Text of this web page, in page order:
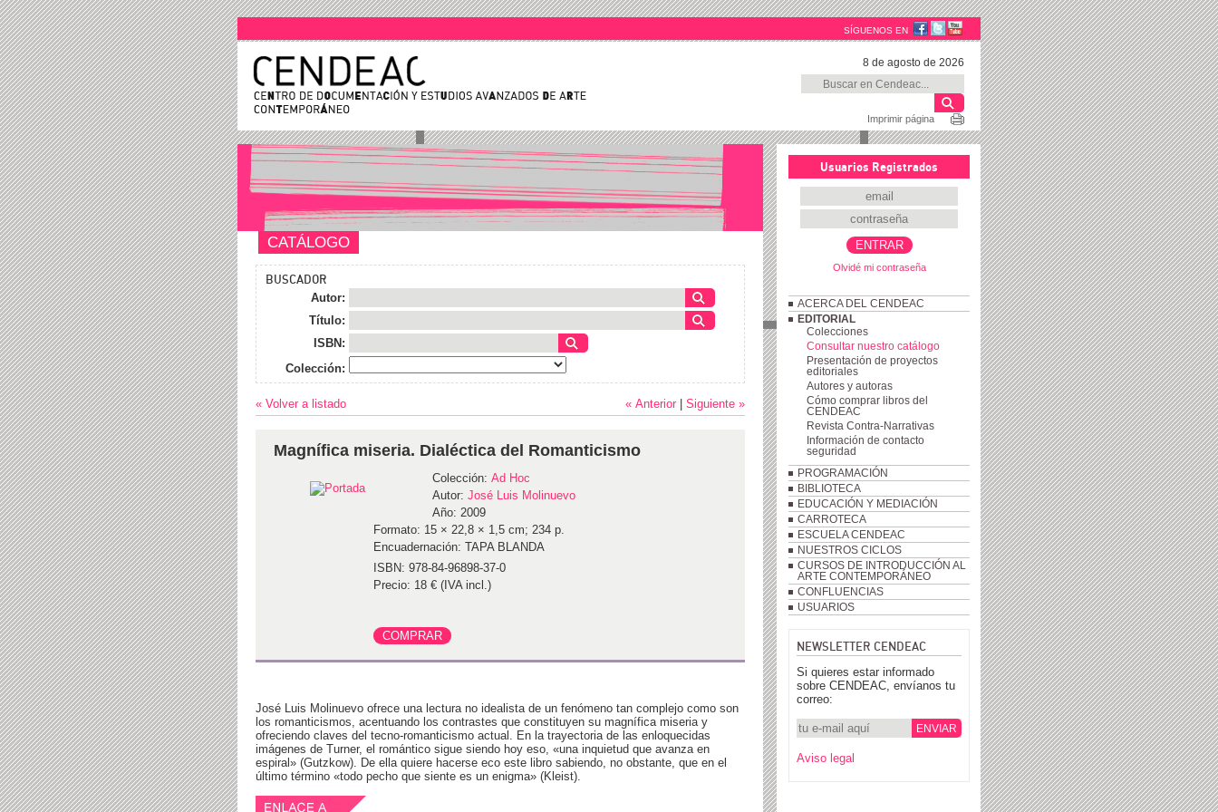
SÍGUENOS EN
8 de agosto de 2026
Imprimir página
Usuarios Registrados
Olvidé mi contraseña
ACERCA DEL CENDEAC
EDITORIAL
Colecciones
Consultar nuestro catálogo
Presentación de proyectos
editoriales
Autores y autoras
Cómo comprar libros del
CENDEAC
Revista Contra-Narrativas
Información de contacto
seguridad
PROGRAMACIÓN
BIBLIOTECA
EDUCACIÓN Y MEDIACIÓN
CARROTECA
ESCUELA CENDEAC
NUESTROS CICLOS
CURSOS DE INTRODUCCIÓN AL
ARTE CONTEMPORÁNEO
CONFLUENCIAS
USUARIOS
NEWSLETTER CENDEAC
Si quieres estar informado
sobre CENDEAC, envíanos tu
correo:
Aviso legal
CATÁLOGO
BUSCADOR
Autor:
Título:
ISBN:
Colección:
« Volver a listado Siguiente »
« Anterior
Magnífica miseria. Dialéctica del Romanticismo
Colección: Ad Hoc
Autor: José Luis Molinuevo
Año: 2009
Formato: 15 × 22,8 × 1,5 cm; 234 p.
Encuadernación: TAPA BLANDA
ISBN: 978-84-96898-37-0
Precio: 18 € (IVA incl.)
José Luis Molinuevo ofrece una lectura no idealista de un fenómeno tan complejo como son
los romanticismos, acentuando los contrastes que constituyen su magnífica miseria y
ofreciendo claves del tecno-romanticismo actual. En la trayectoria de las enloquecidas
imágenes de Turner, el romántico sigue siendo hoy eso, «una inquietud que avanza en
espiral» (Gutzkow). De ella quiere hacerse eco este libro sabiendo, no obstante, que en el
último término «todo pecho que siente es un enigma» (Kleist).